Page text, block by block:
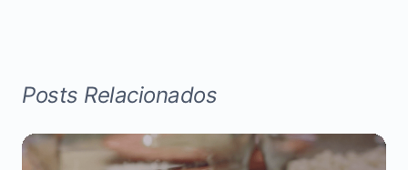
Posts Relacionados